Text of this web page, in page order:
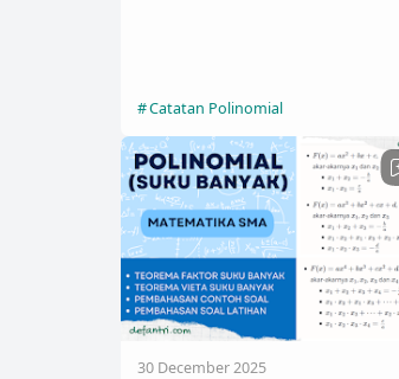
Catatan Polinomial
30 December 2025